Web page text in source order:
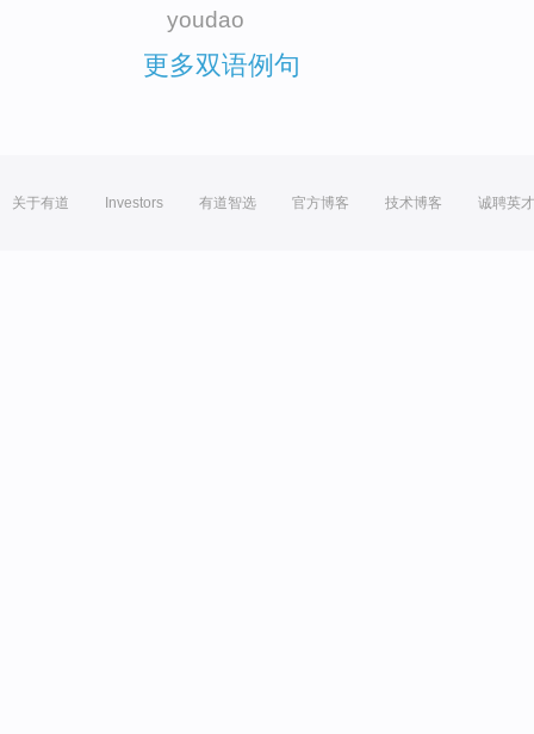
youdao
更多双语例句
关于有道 Investors 有道智选 官方博客 技术博客 诚聘英才